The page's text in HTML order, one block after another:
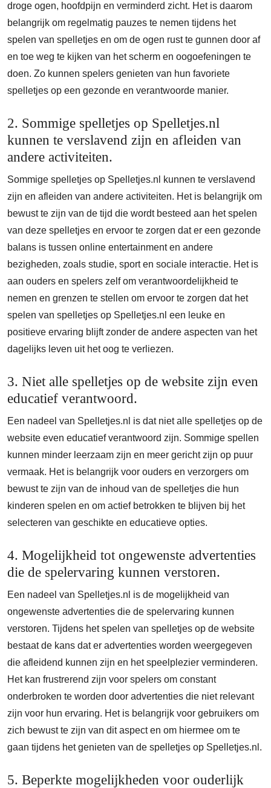
droge ogen, hoofdpijn en verminderd zicht. Het is daarom
belangrijk om regelmatig pauzes te nemen tijdens het
spelen van spelletjes en om de ogen rust te gunnen door af
en toe weg te kijken van het scherm en oogoefeningen te
doen. Zo kunnen spelers genieten van hun favoriete
spelletjes op een gezonde en verantwoorde manier.
2. Sommige spelletjes op Spelletjes.nl
kunnen te verslavend zijn en afleiden van
andere activiteiten.
Sommige spelletjes op Spelletjes.nl kunnen te verslavend
zijn en afleiden van andere activiteiten. Het is belangrijk om
bewust te zijn van de tijd die wordt besteed aan het spelen
van deze spelletjes en ervoor te zorgen dat er een gezonde
balans is tussen online entertainment en andere
bezigheden, zoals studie, sport en sociale interactie. Het is
aan ouders en spelers zelf om verantwoordelijkheid te
nemen en grenzen te stellen om ervoor te zorgen dat het
spelen van spelletjes op Spelletjes.nl een leuke en
positieve ervaring blijft zonder de andere aspecten van het
dagelijks leven uit het oog te verliezen.
3. Niet alle spelletjes op de website zijn even
educatief verantwoord.
Een nadeel van Spelletjes.nl is dat niet alle spelletjes op de
website even educatief verantwoord zijn. Sommige spellen
kunnen minder leerzaam zijn en meer gericht zijn op puur
vermaak. Het is belangrijk voor ouders en verzorgers om
bewust te zijn van de inhoud van de spelletjes die hun
kinderen spelen en om actief betrokken te blijven bij het
selecteren van geschikte en educatieve opties.
4. Mogelijkheid tot ongewenste advertenties
die de spelervaring kunnen verstoren.
Een nadeel van Spelletjes.nl is de mogelijkheid van
ongewenste advertenties die de spelervaring kunnen
verstoren. Tijdens het spelen van spelletjes op de website
bestaat de kans dat er advertenties worden weergegeven
die afleidend kunnen zijn en het speelplezier verminderen.
Het kan frustrerend zijn voor spelers om constant
onderbroken te worden door advertenties die niet relevant
zijn voor hun ervaring. Het is belangrijk voor gebruikers om
zich bewust te zijn van dit aspect en om hiermee om te
gaan tijdens het genieten van de spelletjes op Spelletjes.nl.
5. Beperkte mogelijkheden voor ouderlijk